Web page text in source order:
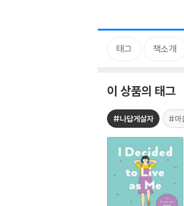
태그 책소개
이 상품의 태그
#나답게살자 #마